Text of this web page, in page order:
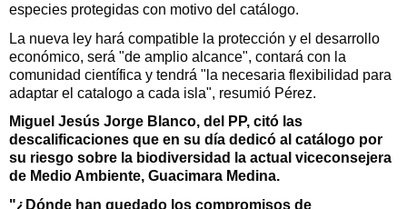
especies protegidas con motivo del catálogo.
La nueva ley hará compatible la protección y el desarrollo
económico, será "de amplio alcance", contará con la
comunidad científica y tendrá "la necesaria flexibilidad para
adaptar el catalogo a cada isla", resumió Pérez.
Miguel Jesús Jorge Blanco, del PP, citó las
descalificaciones que en su día dedicó al catálogo por
su riesgo sobre la biodiversidad la actual viceconsejera
de Medio Ambiente, Guacimara Medina.
"¿Dónde han quedado los compromisos de